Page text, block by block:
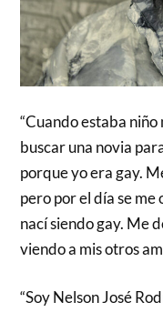
“Cuando estaba
buscar una novia
porque yo era gay.
pero por el día se
nací siendo gay. Me
viendo a mis otros
“Soy Nelson José